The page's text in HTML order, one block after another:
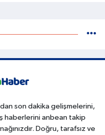
son dakika gelişmelerini,
haberlerini anbean takip
Doğru, tarafsız ve